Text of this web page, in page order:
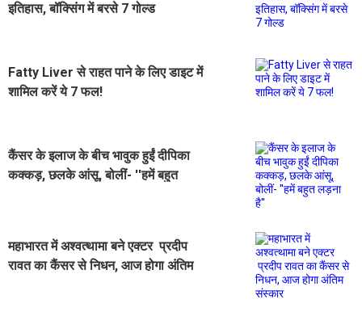
इतिहास, बॉक्सिंग में बरसे 7 गोल्ड
Fatty Liver से राहत पाने के लिए डाइट में
शामिल करें ये 7 फल!
कैंसर के इलाज के बीच भावुक हुईं दीपिका
कक्कड़, छलके आंसू, बोलीं- ''हमें बहुत
महाभारत में अश्वत्थामा बने एक्टर प्रदीप
रावत का कैंसर से निधन, आज होगा अंतिम